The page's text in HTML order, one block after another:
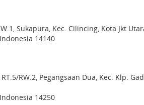
Sukapura, Kec. Cilincing, Kota Jkt
14140
RW.2, Pegangsaan Dua, Kec. Klp.
14250